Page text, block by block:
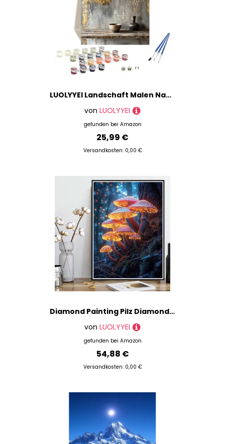
LUOLYYEI Landschaft Malen Nach Zahlen Erwachsene, Baum Malen Nach Zahlen kinder Leinwand mit Pinseln und Acrylfarbe, DIY Paint by Numbers Adult und Anfänger, für Home Decor, Geschenk - 40 x 60 cm Q-5
von LUOLYYEI
gefunden bei Amazon
25,99 €
Versandkosten: 0,00 €
Diamond Painting Pilz Diamond Painting XXL 90x120 cm, 5D Crystal Art Wald Muster DIY Runden Steine Vollbohrer Mosaik Bastelset Erwachsene für Zimmer Deko Wohnzimmer, Geschenke für Frauen -ly25082PC
von LUOLYYEI
gefunden bei Amazon
54,88 €
Versandkosten: 0,00 €